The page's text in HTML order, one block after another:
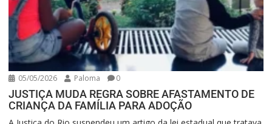
05/05/2026 Paloma 0
JUSTIÇA MUDA REGRA SOBRE AFASTAMENTO DE
CRIANÇA DA FAMÍLIA PARA ADOÇÃO